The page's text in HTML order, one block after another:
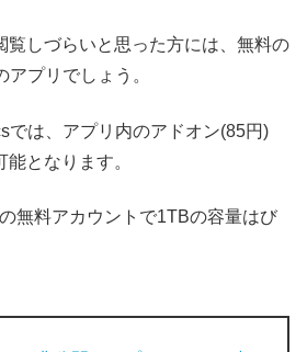
覧しづらいと思った方には、無料の
プリでしょう。
では、アプリ内のアドオン(85円)
となります。
無料アカウントで1TBの容量はび